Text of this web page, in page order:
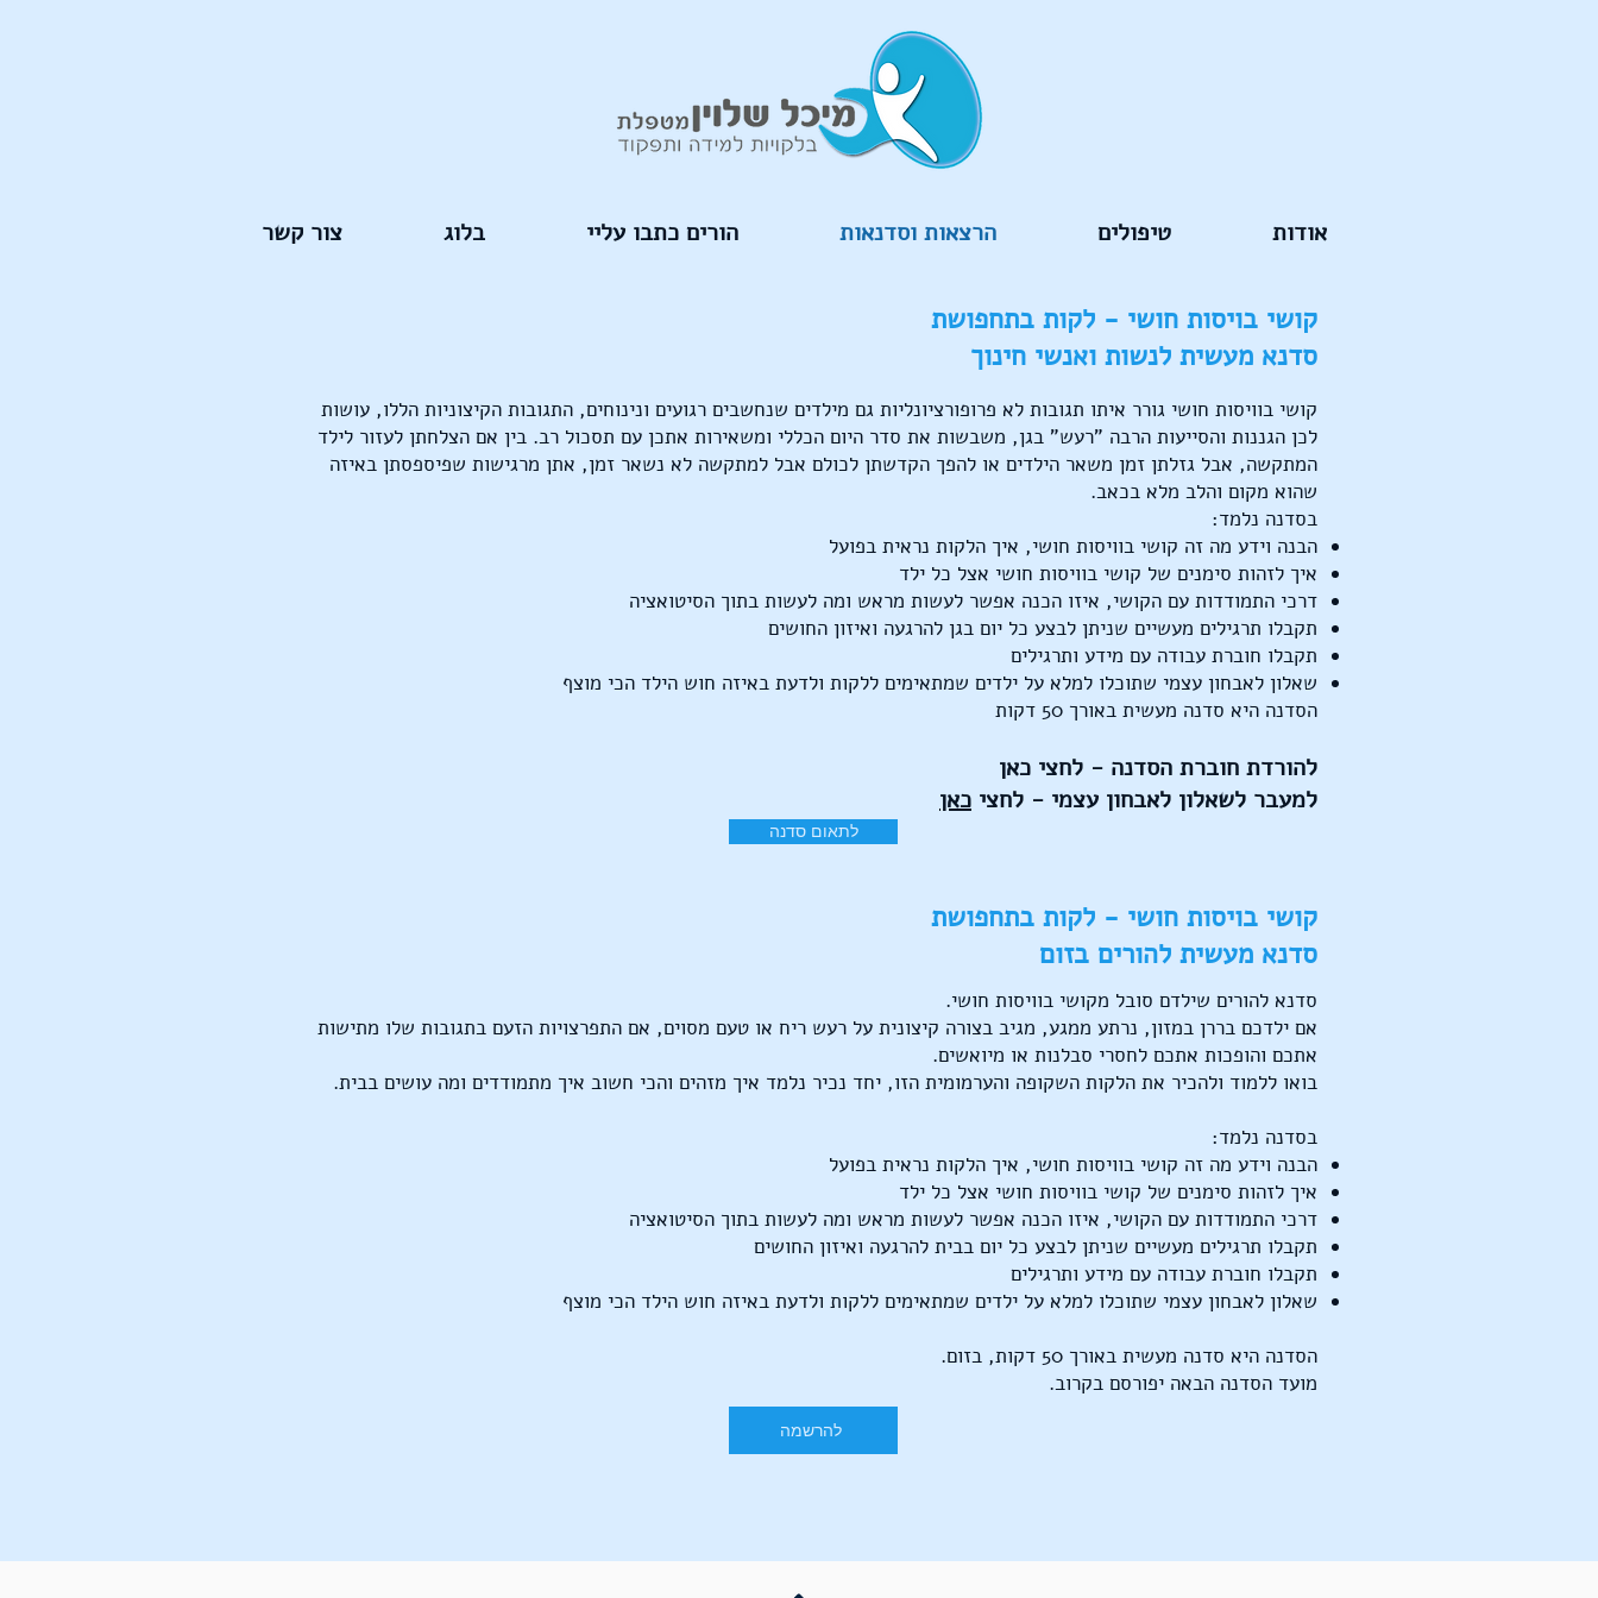
אודות טיפולים הרצאות וסדנאות הורים כתבו עליי בלוג צור קשר
קושי בויסות חושי - לקות בתחפושת
סדנא מעשית לנשות ואנשי חינוך
קושי בוויסות חושי גורר איתו תגובות לא פרופורציונליות גם מילדים שנחשבים רגועים ונינוחים, התגובות הקיצוניות הללו, עושות
לכן הגננות והסייעות הרבה "רעש" בגן, משבשות את סדר היום הכללי ומשאירות אתכן עם תסכול רב. בין אם הצלחתן לעזור לילד
המתקשה, אבל גזלתן זמן משאר הילדים או להפך הקדשתן לכולם אבל למתקשה לא נשאר זמן, אתן מרגישות שפיספסתן באיזה
שהוא מקום והלב מלא בכאב.
בסדנה נלמד:
הבנה וידע מה זה קושי בוויסות חושי, איך הלקות נראית בפועל
איך לזהות סימנים של קושי בוויסות חושי אצל כל ילד
דרכי התמודדות עם הקושי, איזו הכנה אפשר לעשות מראש ומה לעשות בתוך הסיטואציה
תקבלו תרגילים מעשיים שניתן לבצע כל יום בגן להרגעה ואיזון החושים
תקבלו חוברת עבודה עם מידע ותרגילים
שאלון לאבחון עצמי שתוכלו למלא על ילדים שמתאימים ללקות ולדעת באיזה חוש הילד הכי מוצף
הסדנה היא סדנה מעשית באורך 50 דקות
להורדת חוברת הסדנה - לחצי כאן
למעבר לשאלון לאבחון עצמי - לחצי כאן
לתאום סדנה
קושי בויסות חושי - לקות בתחפושת
סדנא מעשית להורים בזום
סדנא להורים שילדם סובל מקושי בוויסות חושי.
אם ילדכם בררן במזון, נרתע ממגע, מגיב בצורה קיצונית על רעש ריח או טעם מסוים, אם התפרצויות הזעם בתגובות שלו מתישות
אתכם והופכות אתכם לחסרי סבלנות או מיואשים.
בואו ללמוד ולהכיר את הלקות השקופה והערמומית הזו, יחד נכיר נלמד איך מזהים והכי חשוב איך מתמודדים ומה עושים בבית.
בסדנה נלמד:
הבנה וידע מה זה קושי בוויסות חושי, איך הלקות נראית בפועל
איך לזהות סימנים של קושי בוויסות חושי אצל כל ילד
דרכי התמודדות עם הקושי, איזו הכנה אפשר לעשות מראש ומה לעשות בתוך הסיטואציה
תקבלו תרגילים מעשיים שניתן לבצע כל יום בבית להרגעה ואיזון החושים
תקבלו חוברת עבודה עם מידע ותרגילים
שאלון לאבחון עצמי שתוכלו למלא על ילדים שמתאימים ללקות ולדעת באיזה חוש הילד הכי מוצף
הסדנה היא סדנה מעשית באורך 50 דקות, בזום.
מועד הסדנה הבאה יפורסם בקרוב.
להרשמה